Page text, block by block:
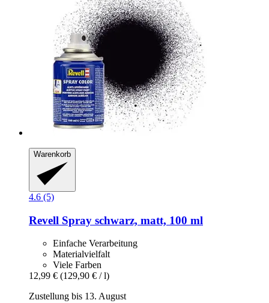
Warenkorb
4.6 (5)
Revell Spray schwarz, matt, 100 ml
Einfache Verarbeitung
Materialvielfalt
Viele Farben
12,99 € (129,90 € / l)
Zustellung bis 13. August